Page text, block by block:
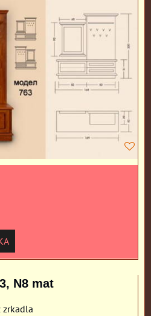
N8 mat
zrkadla